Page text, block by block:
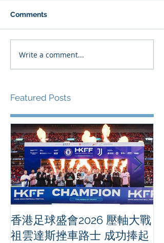
Comments
Write a comment...
Featured Posts
香港足球盛會2026 壓軸大戰
祖雲達斯挫車路士 成功捧起